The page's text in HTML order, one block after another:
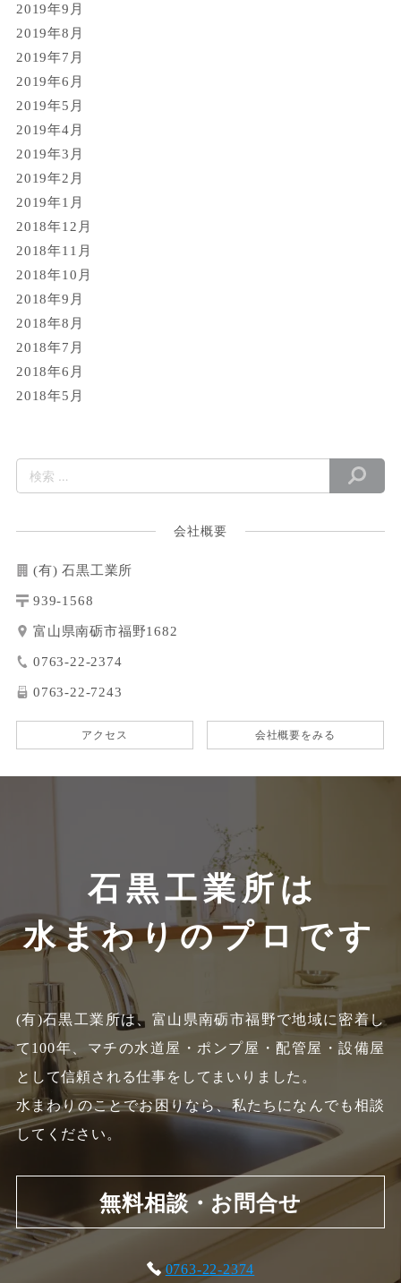
2019年9月
2019年8月
2019年7月
2019年6月
2019年5月
2019年4月
2019年3月
2019年2月
2019年1月
2018年12月
2018年11月
2018年10月
2018年9月
2018年8月
2018年7月
2018年6月
2018年5月
会社概要
(有) 石黒工業所
939-1568
富山県南砺市福野1682
0763-22-2374
0763-22-7243
アクセス 会社概要をみる
石黒工業所は
水まわりのプロです
(有)石黒工業所は、富山県南砺市福野で地域に密着し
て100年、 マチの水道屋・ポンプ屋・配管屋・設備屋
として信頼される仕事をしてまいりました。
水まわりのことでお困りなら、私たちになんでも相談
してください。
無料相談・お問合せ
0763-22-2374